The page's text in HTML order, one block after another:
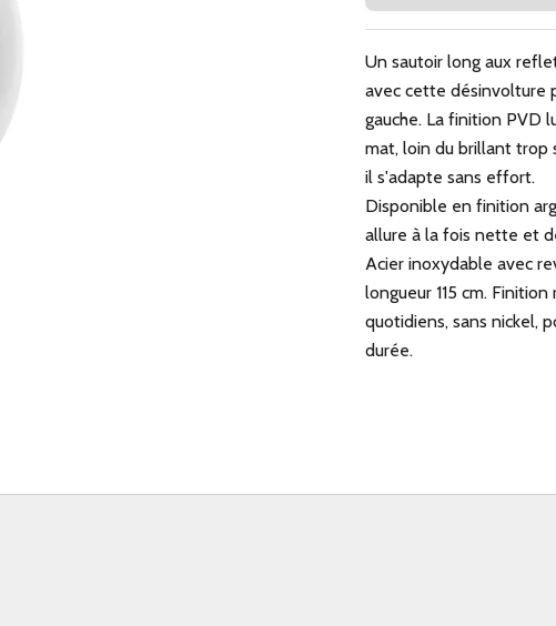
Un sautoir long aux
avec cette désinvolture
gauche. La finition PVD
mat, loin du brillant trop
il s'adapte sans effort.
Disponible en finition
allure à la fois nette et
Acier inoxydable avec
longueur 115 cm.
quotidiens, sans nickel,
durée.